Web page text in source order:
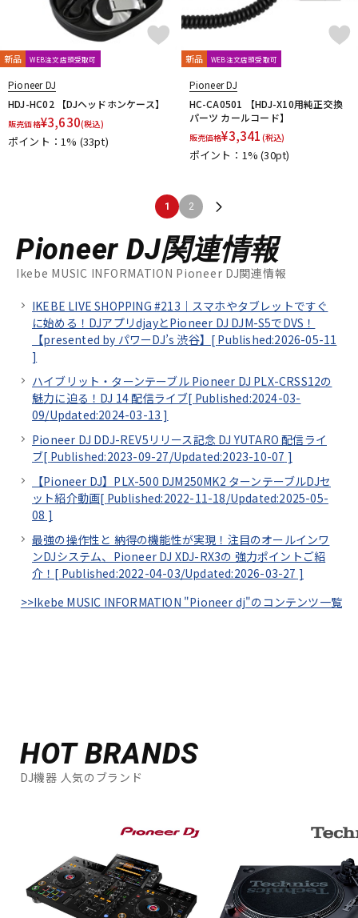
新品 WEB注文店頭受取可
Pioneer DJ
HDJ-HC02 【DJヘッドホンケース】
販売価格¥3,630(税込)
ポイント：1% (33pt)
新品 WEB注文店頭受取可
Pioneer DJ
HC-CA0501 【HDJ-X10用純正交換
パーツ カールコード】
販売価格¥3,341 (税込)
ポイント：1%(30pt)
1 2
Pioneer DJ関連情報
Ikebe MUSIC INFORMATION Pioneer DJ関連情報
IKEBE LIVE SHOPPING #213｜スマホやタブレットですぐ
に始める！DJアプリdjayとPioneer DJ DJM-S5でDVS！
【presented by パワーDJ’s 渋谷】[ Published:2026-05-11
]
ハイブリット・ターンテーブル Pioneer DJ PLX-CRSS12の
魅力に迫る！DJ 14 配信ライブ[ Published:2024-03-
09/Updated:2024-03-13 ]
Pioneer DJ DDJ-REV5リリース記念 DJ YUTARO 配信ライ
ブ[ Published:2023-09-27/Updated:2023-10-07 ]
【Pioneer DJ】PLX-500 DJM250MK2 ターンテーブルDJセ
ット紹介動画[ Published:2022-11-18/Updated:2025-05-
08 ]
最強の操作性と 納得の機能性が実現！注目のオールインワ
ンDJシステム、Pioneer DJ XDJ-RX3の 強力ポイントご紹
介！[ Published:2022-04-03/Updated:2026-03-27 ]
>>Ikebe MUSIC INFORMATION "Pioneer dj"のコンテンツ一覧
HOT BRANDS
DJ機器 人気のブランド